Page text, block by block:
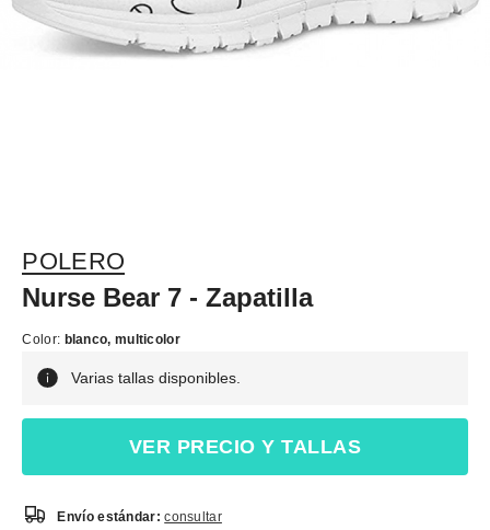
POLERO
Nurse Bear 7 - Zapatilla
Color: blanco, multicolor
Varias tallas disponibles.
VER PRECIO Y TALLAS
Envío estándar:consultar